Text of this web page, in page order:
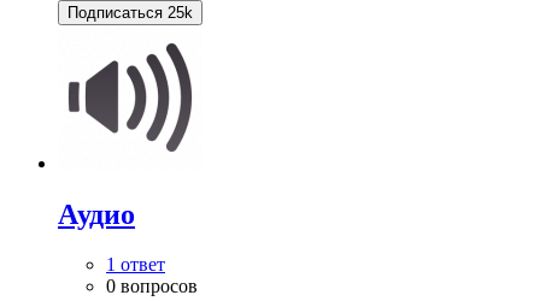
Подписаться 25k
Аудио
1 ответ
0 вопросов